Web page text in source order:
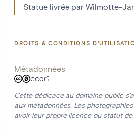
Statue livrée par Wilmotte-
DROITS & CONDITIONS
Métadonnées
CC0
Cette dédicace au domaine public
aux métadonnées. Les
avoir leur propre licence ou statut de